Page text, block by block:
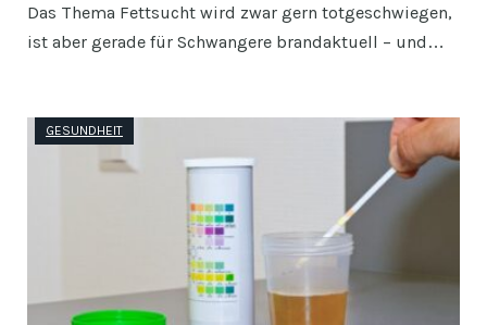
Das Thema Fettsucht wird zwar gern totgeschwiegen,
ist aber gerade für Schwangere brandaktuell – und…
GESUNDHEIT